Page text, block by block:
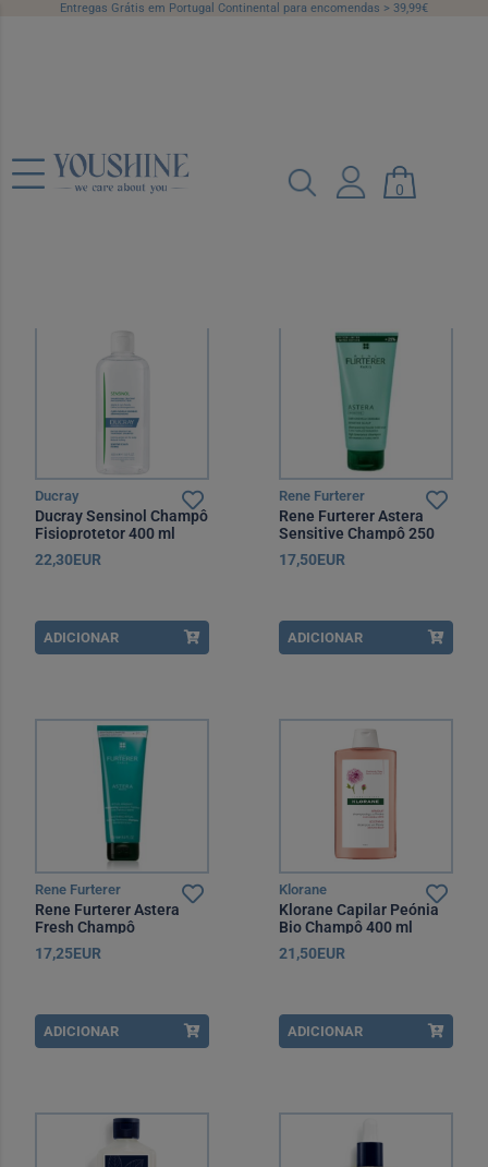
Entregas Grátis em Portugal Continental para encomendas > 39,99€
0
Sensível
Ducray
Ducray Sensinol Champô
Fisioprotetor 400 ml
22,30EUR
ADICIONAR
Rene Furterer
Rene Furterer Astera
Sensitive Champô 250
ml Edição Limitada
17,50EUR
ADICIONAR
Rene Furterer
Rene Furterer Astera
Fresh Champô
Suavizante 250 ml
Edição Limitada
17,25EUR
ADICIONAR
Klorane
Klorane Capilar Peónia
Bio Champô 400 ml
21,50EUR
ADICIONAR